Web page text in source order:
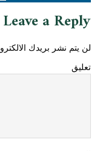
Leave a Reply
لن يتم نشر بريدك
تعليق